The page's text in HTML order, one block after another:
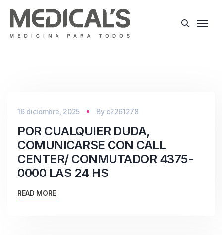
16 diciembre, 2025 By c2261278
POR CUALQUIER DUDA,
COMUNICARSE CON CALL
CENTER/ CONMUTADOR 4375-
0000 LAS 24 HS
READ MORE